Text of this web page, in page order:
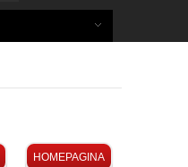
HOMEPAGINA